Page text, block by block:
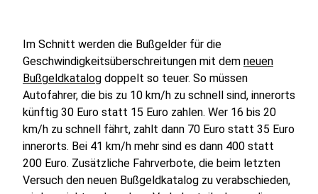
Im Schnitt werden die Bußgelder für die
Geschwindigkeitsüberschreitungen mit dem neuen
Bußgeldkatalog doppelt so teuer. So müssen
Autofahrer, die bis zu 10 km/h zu schnell sind, innerorts
künftig 30 Euro statt 15 Euro zahlen. Wer 16 bis 20
km/h zu schnell fährt, zahlt dann 70 Euro statt 35 Euro
innerorts. Bei 41 km/h mehr sind es dann 400 statt
200 Euro. Zusätzliche Fahrverbote, die beim letzten
Versuch den neuen Bußgeldkatalog zu verabschieden,